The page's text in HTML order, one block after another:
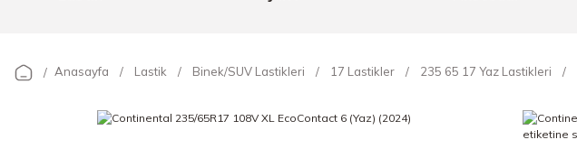
Anasayfa Lastik Binek/SUV Lastikleri 17 Lastikler 235 65 17 Yaz Lastikleri